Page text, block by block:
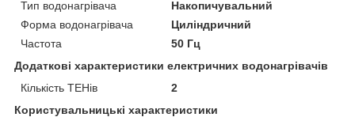
Тип водонагрівача
Накопичувальний
Форма водонагрівача
Циліндричний
Частота
50 Гц
Додаткові характеристики електричних водонагрівачів
Кількість ТЕНів
2
Користувальницькі характеристики